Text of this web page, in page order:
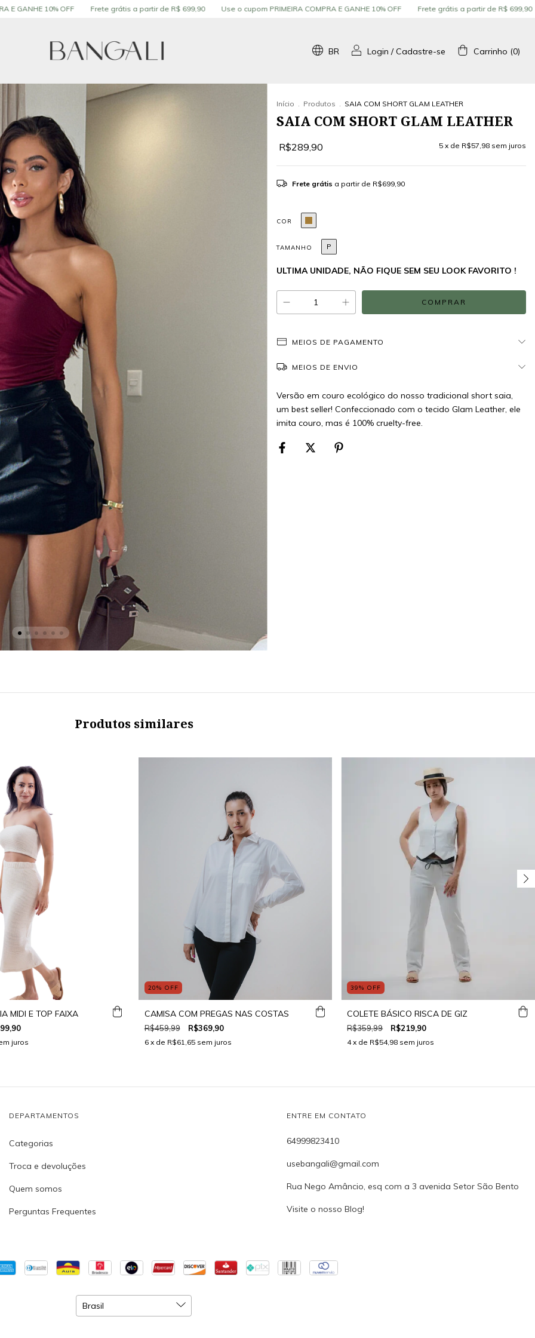
Frete grátis a partir de R$ 699,90 Use o cupom PRIMEIRA COMPRA E GANHE 10% OFF Frete grátis a partir de R$ 699,90 Use o cupom
BR Login /Cadastre-se Carrinho (0)
Início . Produtos . SAIA COM SHORT GLAM LEATHER
SAIA COM SHORT GLAM LEATHER
R$289,90 5 x de R$57,98 sem juros
Frete grátis a partir de R$699,90
COR
TAMANHO P
ULTIMA UNIDADE, NÃO FIQUE SEM SEU LOOK FAVORITO !
MEIOS DE PAGAMENTO
MEIOS DE ENVIO
Versão em couro ecológico do nosso tradicional short saia,
um best seller! Confeccionado com o tecido Glam Leather, ele
imita couro, mas é 100% cruelty-free.
Produtos similares
MIDI E TOP FAIXA
juros
20% OFF
CAMISA COM PREGAS NAS COSTAS
R$459,99 R$369,90
6 x de R$61,65 sem juros
39% OFF
COLETE BÁSICO RISCA DE GIZ
R$359,99 R$219,90
4 x de R$54,98 sem juros
DEPARTAMENTOS
Categorias
Troca e devoluções
Quem somos
Perguntas Frequentes
ENTRE EM CONTATO
64999823410
usebangali@gmail.com
Rua Nego Amâncio, esq com a 3 avenida Setor São Bento
Visite o nosso Blog!